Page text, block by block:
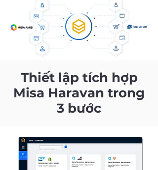
Thiết lập tích hợp
Misa Haravan trong
3 bước